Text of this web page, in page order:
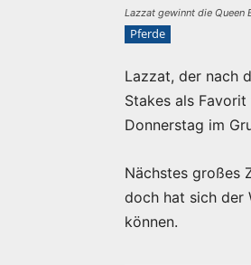
Lazzat gewinnt die Queen
Pferde
Lazzat, der nach
Stakes als
Donnerstag im
Nächstes großes
doch hat sich der
können.